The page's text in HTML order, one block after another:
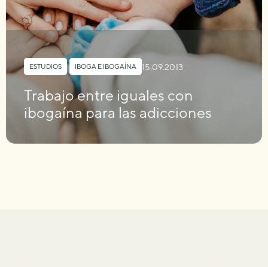
ESTUDIOS , IBOGA E IBOGAÍNA 15.09.2013
Trabajo entre iguales con
ibogaína para las adicciones